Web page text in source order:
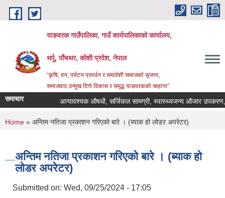
Skip to main content
याङवरक गाउँपालिका, गाउँ कार्यपालिकाको कार्यालय,
थर्पु, पाँचथर, कोशी प्रदेश, नेपाल
“कृषि, वन, पर्यटन प्रवर्धन र समावेशी समाजको सृजना,
समाजवाद उन्मुख दिगो विकास र समृद्ध याङवरकको चाहाना”
समाचार अत्यावश्यक औषधी, सर्जिकल सामग्री, स्वास्थ्यजन्य औजार उपकरण,
You are here
Home » अन्तिम नतिजा प्रकाशन गरिएको बारे । (ब्याक हो लोडर अपरेटर)
अन्तिम नतिजा प्रकाशन गरिएको बारे । (ब्याक हो
लोडर अपरेटर)
Submitted on: Wed, 09/25/2024 - 17:05